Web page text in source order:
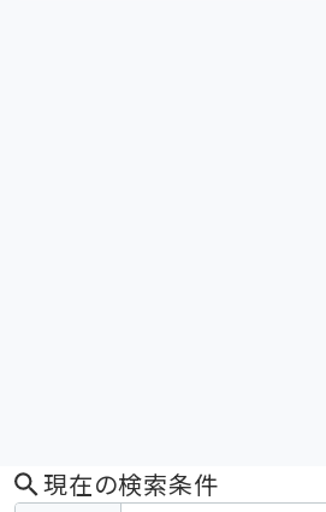
現在の検索条件